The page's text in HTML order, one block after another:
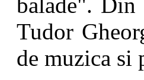
Tudor
de muzica si